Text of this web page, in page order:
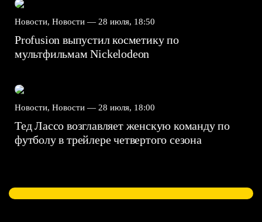
Новости, Новости — 28 июля, 18:50
Profusion выпустил косметику по
мультфильмам Nickelodeon
Новости, Новости — 28 июля, 18:00
Тед Лассо возглавляет женскую команду по
футболу в трейлере четвертого сезона